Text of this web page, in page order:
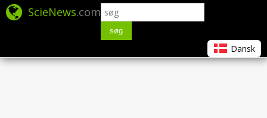
ScieNews.com
søg
Dansk